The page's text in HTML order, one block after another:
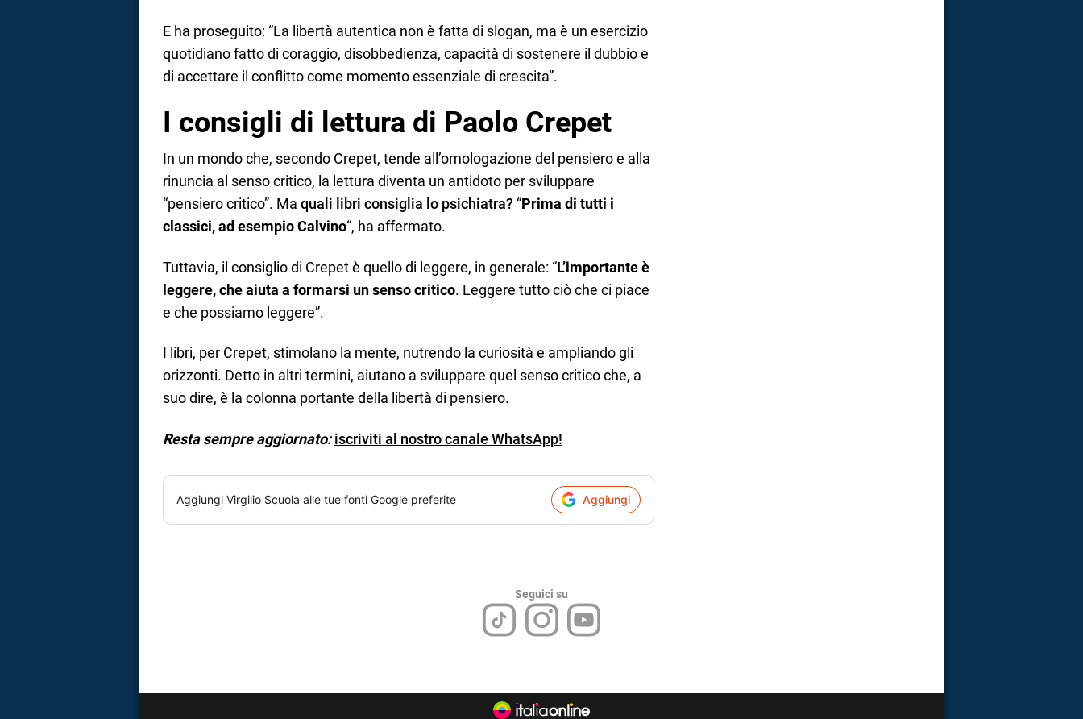
E ha proseguito: “La libertà autentica non è fatta di slogan, ma è un esercizio
quotidiano fatto di coraggio, disobbedienza, capacità di sostenere il dubbio e
di accettare il conflitto come momento essenziale di crescita”.
I consigli di lettura di Paolo Crepet
In un mondo che, secondo Crepet, tende all’omologazione del pensiero e alla
rinuncia al senso critico, la lettura diventa un antidoto per sviluppare
“pensiero critico”. Ma quali libri consiglia lo psichiatra? “Prima di tutti i
classici, ad esempio Calvino“, ha affermato.
Tuttavia, il consiglio di Crepet è quello di leggere, in generale: “L’importante è
leggere, che aiuta a formarsi un senso critico. Leggere tutto ciò che ci piace
e che possiamo leggere”.
I libri, per Crepet, stimolano la mente, nutrendo la curiosità e ampliando gli
orizzonti. Detto in altri termini, aiutano a sviluppare quel senso critico che, a
suo dire, è la colonna portante della libertà di pensiero.
Resta sempre aggiornato: iscriviti al nostro canale WhatsApp!
Aggiungi Virgilio Scuola alle tue fonti Google preferite Aggiungi
Seguici su